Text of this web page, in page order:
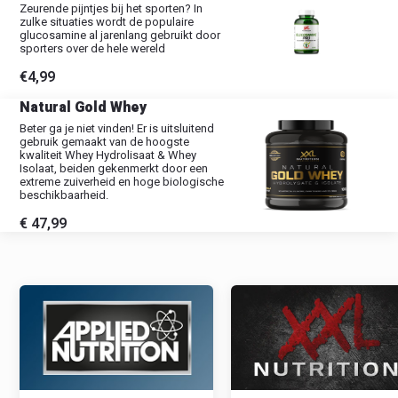
Zeurende pijntjes bij het sporten? In
zulke situaties wordt de populaire
glucosamine al jarenlang gebruikt door
sporters over de hele wereld
€4,99
Natural Gold Whey
Beter ga je niet vinden! Er is uitsluitend
gebruik gemaakt van de hoogste
kwaliteit Whey Hydrolisaat & Whey
Isolaat, beiden gekenmerkt door een
extreme zuiverheid en hoge biologische
beschikbaarheid.
€ 47,99